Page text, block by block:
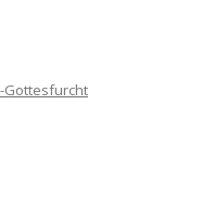
Gottesfurcht